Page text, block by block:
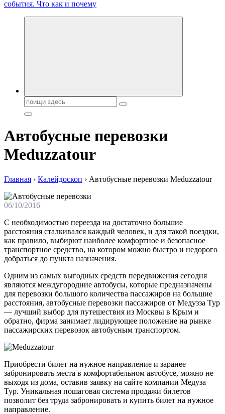
Обо всем и обо всех, что зачем и почему. Новости политики,
Поиск:
Автобусные перевозки
Meduzzatour
Главная › Калейдоскоп › Автобусные перевозки Meduzzatour
06/10/2016
С необходимостью переезда на достаточно большие
расстояния сталкивался каждый человек, и для такой поездки,
как правило, выбирют наиболее комфортное и безопасное
транспортное средство, на котором можно быстро и недорого
добраться до пункта назначения.
Одним из самых выгодных средств передвижения сегодня
являются междугородние автобусы, которые предназначены
для перевозки большого количества пассажиров на большие
расстояния, автобусные перевозки пассажиров от Медузза Тур
— лучший выбор для путешествия из Москвы в Крым и
обратно, фирма занимает лидирующее положение на рынке
пассажирских перевозок автобусным транспортом.
Приобрести билет на нужное направление и заранее
забронировать места в комфортабельном автобусе, можно не
выходя из дома, оставив заявку на сайте компании Медуза
Тур. Уникальная пошаговая система продажи билетов
позволит без труда забронировать и купить билет на нужное
направление.